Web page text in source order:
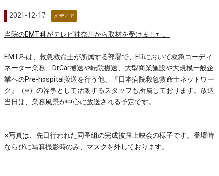
2021-12-17 メディア
当院のEMT科がテレビ神奈川から取材を受けました。
EMT科は、救急救命士が所属する部署で、ERにおいて救急コーディ
ネーター業務、DrCar搬送や転院搬送、大型商業施設や大規模一般企
業へのPre-hospital搬送を行う他、『日本病院救急救命士ネットワー
ク』（※）の幹事として活動するスタッフも所属しております。放送
当日は、業務風景が中心に放送される予定です。
※写真は、先日行われた同番組の完成披露上映会の様子です。 登壇時
ならびに写真撮影時のみ、マスクを外しております。